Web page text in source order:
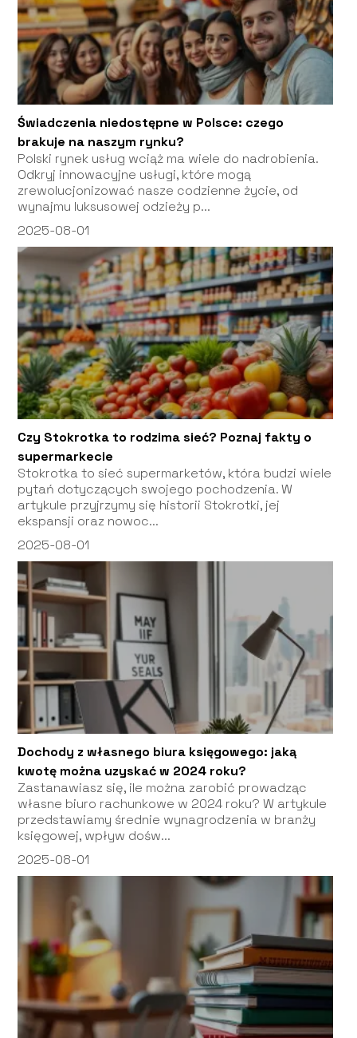
Świadczenia niedostępne w Polsce: czego
brakuje na naszym rynku?
Polski rynek usług wciąż ma wiele do nadrobienia.
Odkryj innowacyjne usługi, które mogą
zrewolucjonizować nasze codzienne życie, od
wynajmu luksusowej odzieży p...
2025-08-01
Czy Stokrotka to rodzima sieć? Poznaj fakty o
supermarkecie
Stokrotka to sieć supermarketów, która budzi wiele
pytań dotyczących swojego pochodzenia. W
artykule przyjrzymy się historii Stokrotki, jej
ekspansji oraz nowoc...
2025-08-01
Dochody z własnego biura księgowego: jaką
kwotę można uzyskać w 2024 roku?
Zastanawiasz się, ile można zarobić prowadząc
własne biuro rachunkowe w 2024 roku? W artykule
przedstawiamy średnie wynagrodzenia w branży
księgowej, wpływ dośw...
2025-08-01